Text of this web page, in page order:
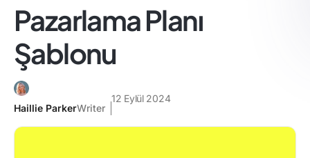
Pazarlama Planı
Şablonu
Haillie ParkerWriter
12 Eylül 2024